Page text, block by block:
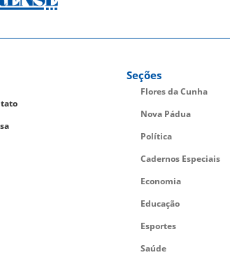
Seções
Flores da Cunha
Nova Pádua
Política
Cadernos Especiais
Economia
Educação
Esportes
Saúde